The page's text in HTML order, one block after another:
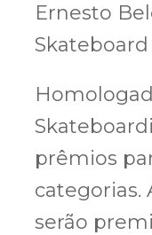
Ernesto
Skateboard
prêmios
categorias.
serão